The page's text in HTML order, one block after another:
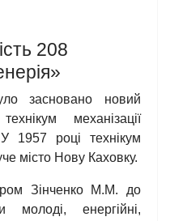
208
засновано новий
механізації
У 1957 році технікум
місто Нову Каховку.
Зінченко М.М. до
молоді, енергійні,